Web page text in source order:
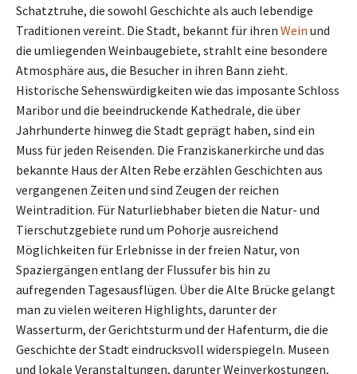
Schatztruhe, die sowohl Geschichte als auch lebendige
Traditionen vereint. Die Stadt, bekannt für ihren Wein und
die umliegenden Weinbaugebiete, strahlt eine besondere
Atmosphäre aus, die Besucher in ihren Bann zieht.
Historische Sehenswürdigkeiten wie das imposante Schloss
Maribor und die beeindruckende Kathedrale, die über
Jahrhunderte hinweg die Stadt geprägt haben, sind ein
Muss für jeden Reisenden. Die Franziskanerkirche und das
bekannte Haus der Alten Rebe erzählen Geschichten aus
vergangenen Zeiten und sind Zeugen der reichen
Weintradition. Für Naturliebhaber bieten die Natur- und
Tierschutzgebiete rund um Pohorje ausreichend
Möglichkeiten für Erlebnisse in der freien Natur, von
Spaziergängen entlang der Flussufer bis hin zu
aufregenden Tagesausflügen. Über die Alte Brücke gelangt
man zu vielen weiteren Highlights, darunter der
Wasserturm, der Gerichtsturm und der Hafenturm, die die
Geschichte der Stadt eindrucksvoll widerspiegeln. Museen
und lokale Veranstaltungen, darunter Weinverkostungen,